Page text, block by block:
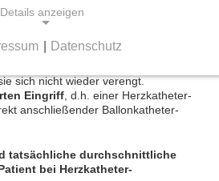
Behandlung
Katheters mit Luft gefüllt wird und
wird die gedehnte Stelle auch
sich nicht wieder verengt.
Eingriff , d.h. einer Herzkatheter-
anschließender Ballonkatheter-
tatsächliche durchschnittliche
bei Herzkatheter-
Details anzeigen
ermöglichen grundlegende
für die einwandfreie Funktion
Cookie
Datenschutz